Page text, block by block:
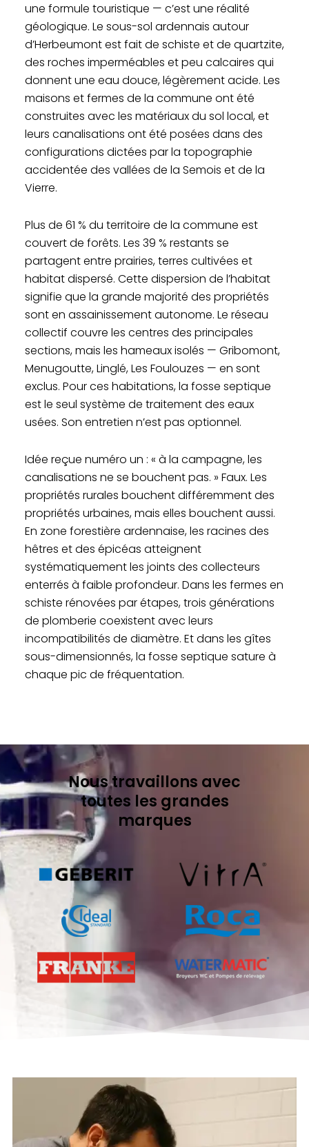
une formule touristique — c’est une réalité
géologique. Le sous-sol ardennais autour
d’Herbeumont est fait de schiste et de quartzite,
des roches imperméables et peu calcaires qui
donnent une eau douce, légèrement acide. Les
maisons et fermes de la commune ont été
construites avec les matériaux du sol local, et
leurs canalisations ont été posées dans des
configurations dictées par la topographie
accidentée des vallées de la Semois et de la
Vierre.
Plus de 61 % du territoire de la commune est
couvert de forêts. Les 39 % restants se
partagent entre prairies, terres cultivées et
habitat dispersé. Cette dispersion de l’habitat
signifie que la grande majorité des propriétés
sont en assainissement autonome. Le réseau
collectif couvre les centres des principales
sections, mais les hameaux isolés — Gribomont,
Menugoutte, Linglé, Les Foulouzes — en sont
exclus. Pour ces habitations, la fosse septique
est le seul système de traitement des eaux
usées. Son entretien n’est pas optionnel.
Idée reçue numéro un : « à la campagne, les
canalisations ne se bouchent pas. » Faux. Les
propriétés rurales bouchent différemment des
propriétés urbaines, mais elles bouchent aussi.
En zone forestière ardennaise, les racines des
hêtres et des épicéas atteignent
systématiquement les joints des collecteurs
enterrés à faible profondeur. Dans les fermes en
schiste rénovées par étapes, trois générations
de plomberie coexistent avec leurs
incompatibilités de diamètre. Et dans les gîtes
sous-dimensionnés, la fosse septique sature à
chaque pic de fréquentation.
Nous travaillons avec
toutes les grandes
marques